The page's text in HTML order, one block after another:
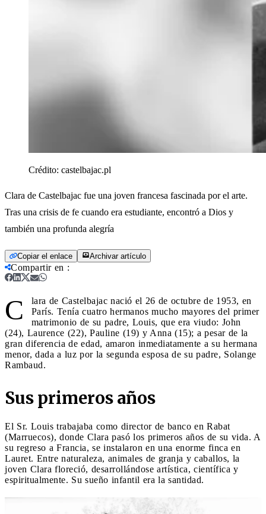
Crédito: castelbajac.pl
Clara de Castelbajac fue una joven francesa fascinada por el arte.
Tras una crisis de fe cuando era estudiante, encontró a Dios y
también una profunda alegría
Copiar el enlace Archivar artículo
Compartir en :
C
lara de Castelbajac nació el 26 de octubre de 1953, en
París. Tenía cuatro hermanos mucho mayores del primer
matrimonio de su padre, Louis, que era viudo: John
(24), Laurence (22), Pauline (19) y Anna (15); a pesar de la
gran diferencia de edad, amaron inmediatamente a su hermana
menor, dada a luz por la segunda esposa de su padre, Solange
Rambaud.
Sus primeros años
El Sr. Louis trabajaba como director de banco en Rabat
(Marruecos), donde Clara pasó los primeros años de su vida. A
su regreso a Francia, se instalaron en una enorme finca en
Lauret. Entre naturaleza, animales de granja y caballos, la
joven Clara floreció, desarrollándose artística, científica y
espiritualmente. Su sueño infantil era la santidad.